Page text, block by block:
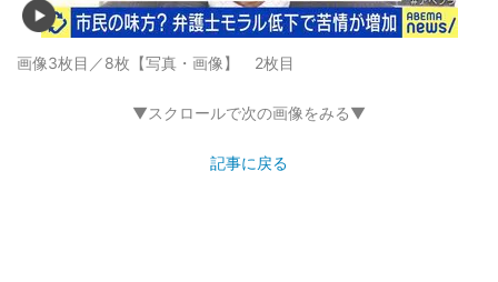
画像3枚目／8枚 【写真・画像】 2枚目
▼スクロールで次の画像をみる▼
記事に戻る